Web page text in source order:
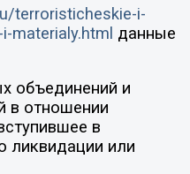
terroristicheskie-i-
materialy.html данные
объединений и
в отношении
в
ликвидации или